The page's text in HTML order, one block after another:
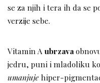
se za njih i tera ih da se
verzije sebe.
Vitamin A ubrzava
jedru, puni i mladoliku
umanjujehiper-